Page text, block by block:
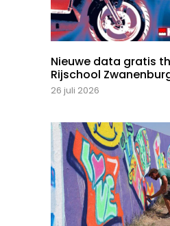
Nieuwe data gratis
Rijschool
26 juli 2026